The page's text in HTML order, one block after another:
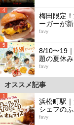
4
梅田限定
ーガーが
favy
5
8/10〜19
題の夏休
favy
オススメ記事
1
浜松町駅
シェフの
favy